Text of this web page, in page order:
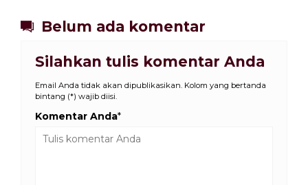
Belum ada komentar
Silahkan tulis komentar Anda
Email Anda tidak akan dipublikasikan. Kolom yang bertanda
bintang (*) wajib diisi.
Komentar Anda*